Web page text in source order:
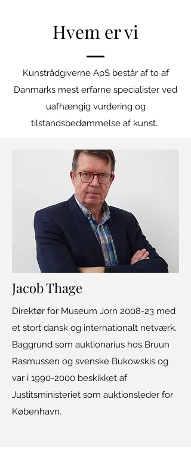
Hvem er vi
Kunstrådgiverne ApS består af to af
Danmarks mest erfarne specialister ved
uafhængig vurdering og
tilstandsbedømmelse af kunst.
Jacob Thage
Direktør for Museum Jorn 2008-23 med
et stort dansk og internationalt netværk.
Baggrund som auktionarius hos Bruun
Rasmussen og svenske Bukowskis og
var i 1990-2000 beskikket af
Justitsministeriet som auktionsleder for
København.